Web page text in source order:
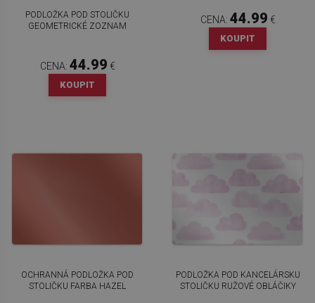
PODLOŽKA POD STOLIČKU
GEOMETRICKÉ ZOZNAM
CENA: 44.99 €
KOUPIT
CENA: 44.99 €
KOUPIT
OCHRANNÁ PODLOŽKA POD
STOLIČKU FARBA HAZEL
PODLOŽKA POD KANCELÁRSKU
STOLIČKU RUŽOVÉ OBLÁČIKY